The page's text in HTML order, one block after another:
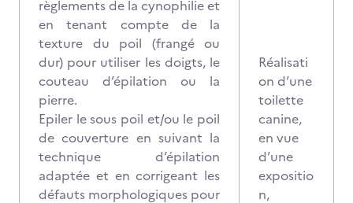
règlements de la cynophilie et
en tenant compte de la
texture du poil (frangé ou
dur) pour utiliser les doigts, le
couteau d’épilation ou la
pierre.
Epiler le sous poil et/ou le poil
de couverture en suivant la
technique d’épilation
adaptée et en corrigeant les
défauts morphologiques pour
Réalisati
on d’une
toilette
canine,
en vue
d’une
expositio
n,